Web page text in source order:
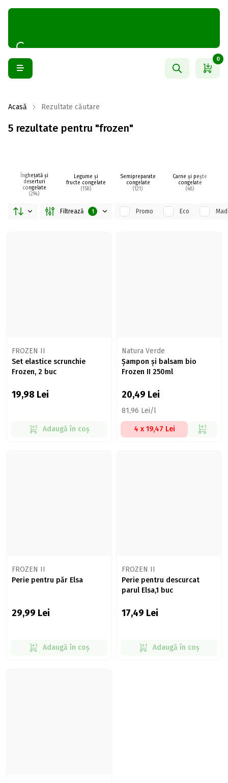
0
Acasă Rezultate căutare
5 rezultate pentru "frozen"
Înghețată și
deserturi
congelate
(294)
Legume și
fructe congelate
(158)
Semipreparate
congelate
(121)
Carne și pește
congelate
(48)
Filtrează 1 Promo Eco
FROZEN II
Set elastice scrunchie
Frozen, 2 buc
19,98 Lei
Adaugă în coș
Natura Verde
Șampon și balsam bio
Frozen II 250ml
20,49 Lei
81,96 Lei/l
4 x 19,47 Lei
FROZEN II
Perie pentru păr Elsa
29,99 Lei
Adaugă în coș
FROZEN II
Perie pentru descurcat
parul Elsa,1 buc
17,49 Lei
Adaugă în coș